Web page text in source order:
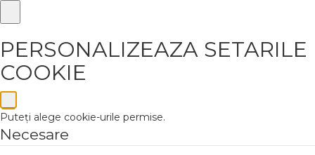
PERSONALIZEAZA SETARILE
COOKIE
Puteți alege cookie-urile permise.
Necesare